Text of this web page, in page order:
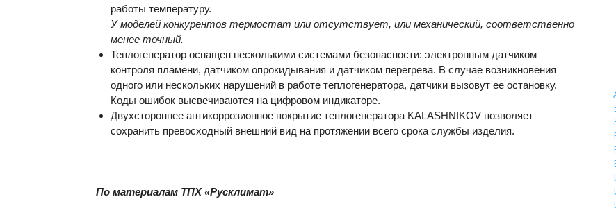
работы температуру.
У моделей конкурентов термостат или отсутствует, или механический, соответственно
менее точный.
Теплогенератор оснащен несколькими системами безопасности: электронным датчиком
контроля пламени, датчиком опрокидывания и датчиком перегрева. В случае возникновения
одного или нескольких нарушений в работе теплогенератора, датчики вызовут ее остановку.
Коды ошибок высвечиваются на цифровом индикаторе.
Двухстороннее антикоррозионное покрытие теплогенератора KALASHNIKOV позволяет
сохранить превосходный внешний вид на протяжении всего срока службы изделия.
По материалам ТПХ «Русклимат»